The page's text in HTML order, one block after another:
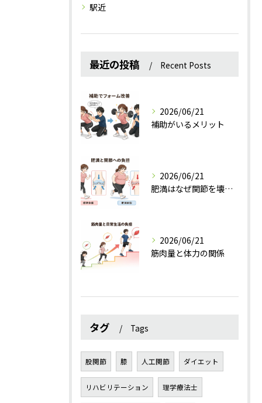
駅近
最近の投稿 Recent Posts
2026/06/21
補助がいるメリット
2026/06/21
肥満はなぜ関節を壊すのか？
2026/06/21
筋肉量と体力の関係
タグ Tags
股関節 膝 人工関節 ダイエット
リハビリテーション 理学療法士